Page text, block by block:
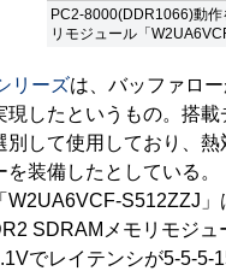
PC2-8000(DDR1066)動
リモジュール「
リーズは、バッファロ
現したというもの。搭
別して使用しており、
を装備したとしている。
S512ZZJ」
SDRAMメモリモジ
でレイテンシが5-5-